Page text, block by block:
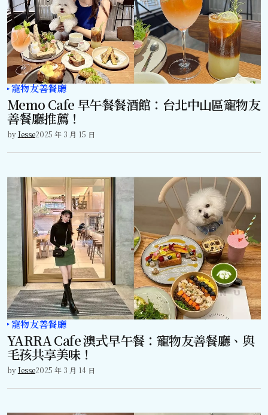
寵物友善餐廳
Memo Cafe 早午餐餐酒館：台北中山區寵物友
善餐廳推薦！
byJesse2025 年 3 月 15 日
寵物友善餐廳
YARRA Cafe 澳式早午餐：寵物友善餐廳、與
毛孩共享美味！
byJesse2025 年 3 月 14 日